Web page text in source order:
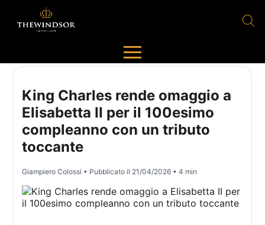
King Charles rende omaggio a
Elisabetta II per il 100esimo
compleanno con un tributo
toccante
Giampiero Colossi • Pubblicato il 21/04/2026 • 4 min